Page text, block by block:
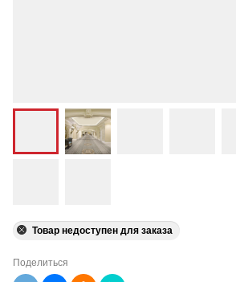
Товар недоступен для заказа
Поделиться